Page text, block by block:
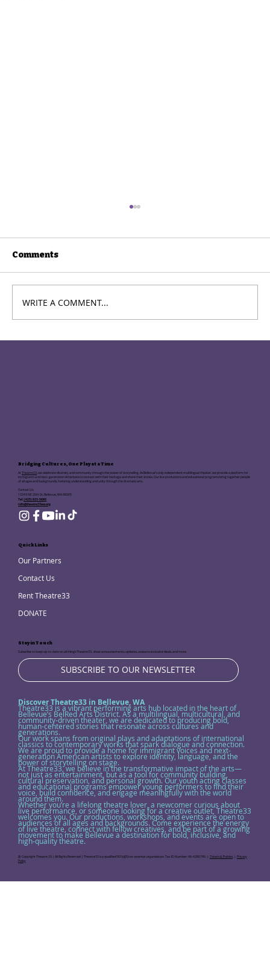
Comments
WRITE A COMMENT...
Bridging Cultures, One Play at a Time
AtTheatre33 , we celebrate diversity and community through the power of storytelling. As Bellevue's only independent multilingual theater, we provide a platform for
immigrants and next-generation Americans to connect with their heritage and share their stories. Our live productions and educational programs bring together people
of all ages and backgrounds, fostering understanding and unity through the dramatic arts.
Contact Us:
13243 NE 20th St, Bellevue, WA 98005
Tel:(425) 633-5680
info@theatre33wa.org
Quick Links
Our Partners
Contact Us
Rent Theatre33
DONATE
Stay in Touch
Subscribe to keep up-to-date on all things Theatre33, show announcements, updates, access to exclusive deals, and more.
SUBSCRIBE TO OUR NEWSLETTER
Discover Theatre33 in Bellevue, WA
Theatre33 is a vibrant performing arts hub located in the heart of
Bellevue’s BelRed Arts District. As a multilingual, multicultural, and
community-driven theater, we are dedicated to producing bold,
human-centered stories that resonate across cultures and
generations.
Our work spans from original plays and adaptations of international
classics to contemporary works that spark dialogue and connection.
We are proud to provide a home for immigrant voices and next-
generation American artists to explore identity, language, and the
power of storytelling on stage.
At Theatre33, we believe in the transformative impact of the arts—
not just as entertainment, but as a tool for community building,
cultural preservation, and personal growth. Our youth acting classes
and educational programs empower young performers to find their
voice, build confidence, and engage meaningfully with the world
around them.
Whether you’re a lifelong theatre lover, a newcomer curious about
live performance, or someone looking for a creative outlet, Theatre33
welcomes you. Our productions, workshops, and events are open to
audiences of all ages and backgrounds. Come experience the energy
of live theatre, connect with fellow creatives, and be part of a growing
movement to make Bellevue a destination for bold, inclusive, and
high-quality theatre.
@ Copyright Theatre 33 | All Rights Reserved | Theatre33 is a qualified 501(c)(3) tax-exempt organization. Tax ID Number: 46-4280740. |.Tickets & Policies. |. Privacy
Policy